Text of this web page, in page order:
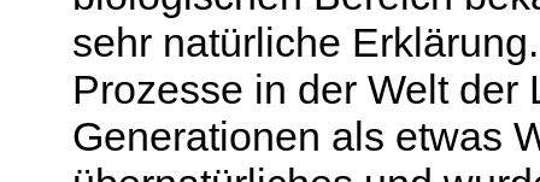
sehr natürliche
Prozesse in der Welt der
Generationen als etwas